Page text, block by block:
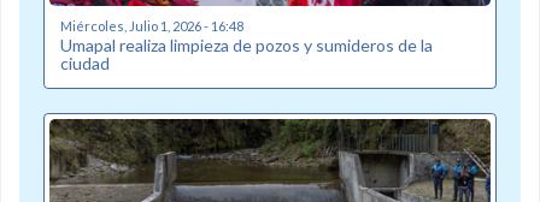
Miércoles, Julio 1, 2026 - 16:48
Umapal realiza limpieza de pozos y sumideros de la
ciudad